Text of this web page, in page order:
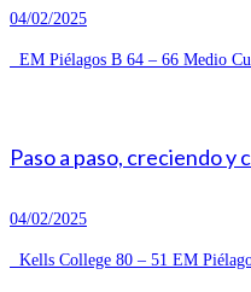
04/02/2025
EM Piélagos B 64 – 66 Medio
Paso a paso, creciendo
04/02/2025
Kells College 80 – 51 EM